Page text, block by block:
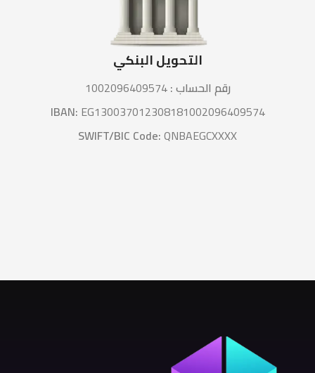
التحويل البنكي
رقم الحساب :1002096409574
IBAN: EG130037012308181002096409574
SWIFT/BIC Code:QNBAEGCXXXX